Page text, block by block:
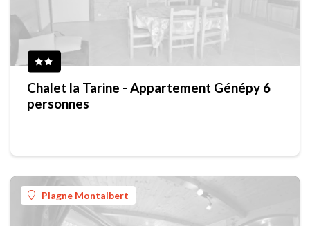
Chalet la Tarine - Appartement Génépy 6
personnes
Plagne Montalbert